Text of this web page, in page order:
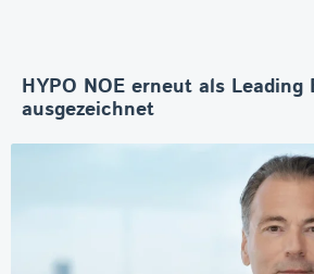
HYPO NOE erneut als Leading
ausgezeichnet